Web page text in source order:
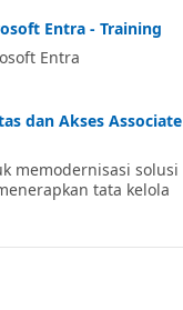
Entra - Training
Entra
dan Akses Associate
memodernisasi solusi
tata kelola